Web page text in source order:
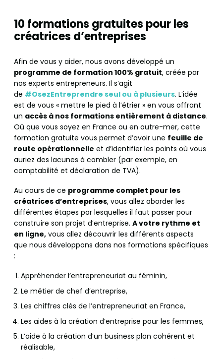
10 formations gratuites pour les
créatrices d’entreprises
Afin de vous y aider, nous avons développé un
programme de formation 100% gratuit, créée par
nos experts entrepreneurs. Il s’agit
de #OsezEntreprendre seul ou à plusieurs. L’idée
est de vous « mettre le pied à l’étrier » en vous offrant
un accès à nos formations entièrement à distance.
Où que vous soyez en France ou en outre-mer, cette
formation gratuite vous permet d’avoir une feuille de
route opérationnelle et d’identifier les points où vous
auriez des lacunes à combler (par exemple, en
comptabilité et déclaration de TVA).
Au cours de ce programme complet pour les
créatrices d’entreprises, vous allez aborder les
différentes étapes par lesquelles il faut passer pour
construire son projet d’entreprise. A votre rythme et
en ligne, vous allez découvrir les différents aspects
que nous développons dans nos formations spécifiques
:
Appréhender l’entrepreneuriat au féminin,
Le métier de chef d’entreprise,
Les chiffres clés de l’entrepreneuriat en France,
Les aides à la création d’entreprise pour les femmes,
L’aide à la création d’un business plan cohérent et
réalisable,